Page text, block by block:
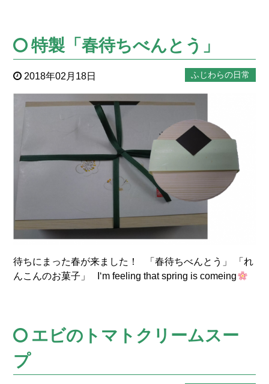
特製「春待ちべんとう」
2018年02月18日 ふじわらの日常
待ちにまった春が来ました！ 「春待ちべんとう」 「れ
んこんのお菓子」 I‘m feeling that spring is comeing
エビのトマトクリームスー
プ